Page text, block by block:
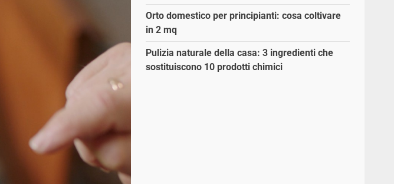
Orto domestico per principianti: cosa coltivare
in 2 mq
Pulizia naturale della casa: 3 ingredienti che
sostituiscono 10 prodotti chimici